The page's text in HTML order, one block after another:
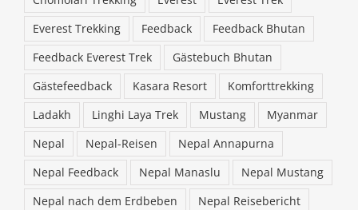
Everest Trekking
Feedback
Feedback Bhutan
Feedback Everest Trek
Gästebuch Bhutan
Gästefeedback
Kasara Resort
Komforttrekking
Ladakh
Linghi Laya Trek Mustang
Myanmar
Nepal
Nepal-Reisen
Nepal Annapurna
Nepal Feedback
Nepal Manaslu
Nepal Mustang
Nepal nach dem Erdbeben
Nepal Reisebericht